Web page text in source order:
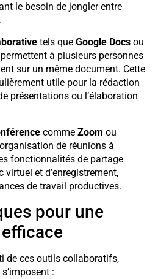
le besoin de jongler entre
tels que Google Docs ou
permettent à plusieurs personnes
sur un même document. Cette
utile pour la rédaction
présentations ou l’élaboration
comme Zoom ou
de réunions à
fonctionnalités de partage
virtuel et d’enregistrement,
de travail productives.
pour une
de ces outils collaboratifs,
: